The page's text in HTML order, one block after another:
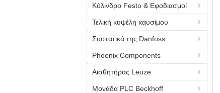
Κύλινδρο Festo & Εφοδιασμοί
Τελική κυψέλη καυσίμου
Συστατικά της Danfoss
Phoenix Components
Αισθητήρας Leuze
Μονάδα PLC Beckhoff